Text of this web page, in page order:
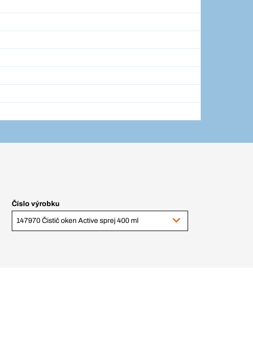
Číslo výrobku
147970 Čistič oken Active sprej 400 ml